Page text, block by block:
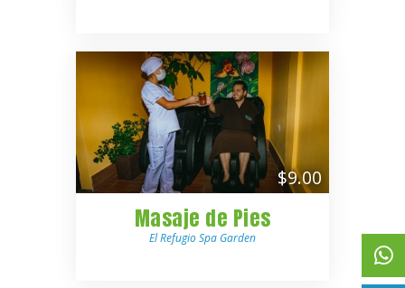
$9.00
Masaje de Pies
El Refugio Spa Garden